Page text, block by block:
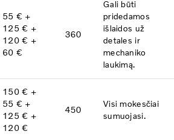
55 € +
125 € +
120 € +
60 €
360
Gali būti
pridedamos
išlaidos už
detales ir
mechaniko
laukimą.
150 € +
55 € +
125 € +
120 €
450
Visi mokesčiai
sumuojasi.